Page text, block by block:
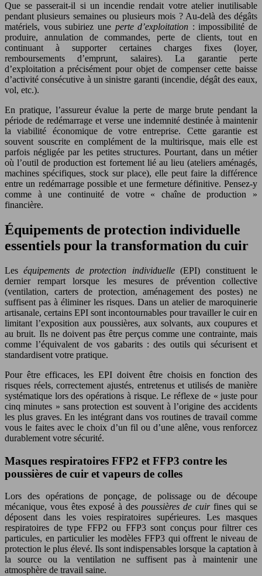
Que se passerait-il si un incendie rendait votre atelier inutilisable
pendant plusieurs semaines ou plusieurs mois ? Au-delà des dégâts
matériels, vous subiriez une perte d’exploitation : impossibilité de
produire, annulation de commandes, perte de clients, tout en
continuant à supporter certaines charges fixes (loyer,
remboursements d’emprunt, salaires). La garantie perte
d’exploitation a précisément pour objet de compenser cette baisse
d’activité consécutive à un sinistre garanti (incendie, dégât des eaux,
vol, etc.).
En pratique, l’assureur évalue la perte de marge brute pendant la
période de redémarrage et verse une indemnité destinée à maintenir
la viabilité économique de votre entreprise. Cette garantie est
souvent souscrite en complément de la multirisque, mais elle est
parfois négligée par les petites structures. Pourtant, dans un métier
où l’outil de production est fortement lié au lieu (ateliers aménagés,
machines spécifiques, stock sur place), elle peut faire la différence
entre un redémarrage possible et une fermeture définitive. Pensez-y
comme à une continuité de votre « chaîne de production »
financière.
Équipements de protection individuelle
essentiels pour la transformation du cuir
Leséquipements de protection individuelle(EPI) constituent le
dernier rempart lorsque les mesures de prévention collective
(ventilation, carters de protection, aménagement des postes) ne
suffisent pas à éliminer les risques. Dans un atelier de maroquinerie
artisanale, certains EPI sont incontournables pour travailler le cuir en
limitant l’exposition aux poussières, aux solvants, aux coupures et
au bruit. Ils ne doivent pas être perçus comme une contrainte, mais
comme l’équivalent de vos gabarits : des outils qui sécurisent et
standardisent votre pratique.
Pour être efficaces, les EPI doivent être choisis en fonction des
risques réels, correctement ajustés, entretenus et utilisés de manière
systématique lors des opérations à risque. Le réflexe de « juste pour
cinq minutes » sans protection est souvent à l’origine des accidents
les plus graves. En les intégrant dans vos routines de travail comme
vous le faites avec le choix d’un fil ou d’une alêne, vous renforcez
durablement votre sécurité.
Masques respiratoires FFP2 et FFP3 contre les
poussières de cuir et vapeurs de colles
Lors des opérations de ponçage, de polissage ou de découpe
mécanique, vous êtes exposé à des poussières de cuirfines qui se
déposent dans les voies respiratoires supérieures. Les masques
respiratoires de type FFP2 ou FFP3 sont conçus pour filtrer ces
particules, en particulier les modèles FFP3 qui offrent le niveau de
protection le plus élevé. Ils sont indispensables lorsque la captation à
la source ou la ventilation ne suffisent pas à maintenir une
atmosphère de travail saine.